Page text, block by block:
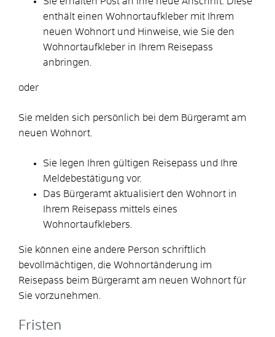
enthält einen Wohnortaufkleber mit Ihrem
neuen Wohnort und Hinweise, wie Sie den
Wohnortaufkleber in Ihrem Reisepass
anbringen.
oder
Sie melden sich persönlich bei dem Bürgeramt am
neuen Wohnort.
Sie legen Ihren gültigen Reisepass und Ihre
Meldebestätigung vor.
Das Bürgeramt aktualisiert den Wohnort in
Ihrem Reisepass mittels eines
Wohnortaufklebers.
Sie können eine andere Person schriftlich
bevollmächtigen, die Wohnortänderung im
Reisepass beim Bürgeramt am neuen Wohnort für
Sie vorzunehmen.
Fristen